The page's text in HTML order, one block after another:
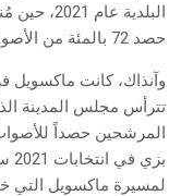
البلدية
حصد 72 بالمئة من الأصوات مقابل 28 بالمئة.
وآنذاك، كانت
لمسيرة ماكسويل التي